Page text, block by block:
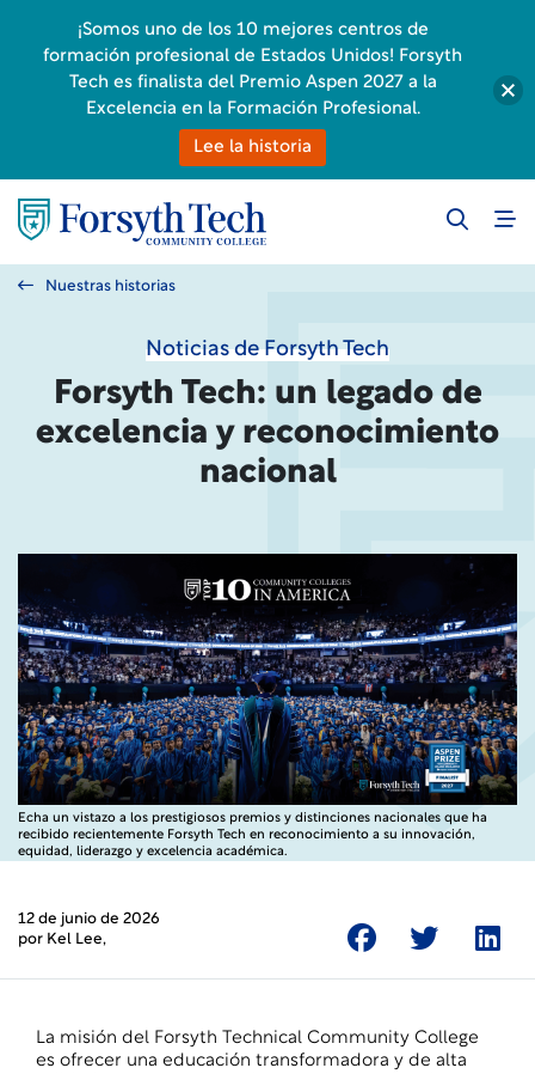
Nuestras historias
Noticias de Forsyth Tech
Forsyth Tech: un legado de
excelencia y reconocimiento
nacional
Echa un vistazo a los prestigiosos premios y distinciones nacionales que ha
recibido recientemente Forsyth Tech en reconocimiento a su innovación,
equidad, liderazgo y excelencia académica.
12 de junio de 2026
por Kel Lee,
La misión del Forsyth Technical Community College
es ofrecer una educación transformadora y de alta
¡Somos uno de los 10 mejores centros de
formación profesional de Estados Unidos! Forsyth
Tech es finalista del Premio Aspen 2027 a la
Excelencia en la Formación Profesional.
Lee la historia